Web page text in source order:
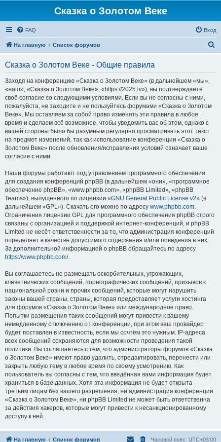
Сказка о Золотом Веке
FAQ Вход
На главную Список форумов
Сказка о Золотом Веке - Общие правила
Заходя на конференцию «Сказка о Золотом Веке» (в дальнейшем «мы»,
«наш», «Сказка о Золотом Веке», «https://2025.lv»), вы подтверждаете
своё согласие со следующими условиями. Если вы не согласны с ними,
пожалуйста, не заходите и не пользуйтесь форумами «Сказка о Золотом
Веке». Мы оставляем за собой право изменять эти правила в любое
время и сделаем всё возможное, чтобы уведомить вас об этом, однако с
вашей стороны было бы разумным регулярно просматривать этот текст
на предмет изменений, так как использование конференции «Сказка о
Золотом Веке» после обновления/исправления условий означает ваше
согласие с ними.
Наши форумы работают под управлением программного обеспечения
для создания конференций phpBB (в дальнейшем «они», «программное
обеспечение phpBB», «www.phpbb.com», «phpBB Limited», «phpBB
Teams»), выпущенного по лицензии «GNU General Public License v2» (в
дальнейшем «GPL»). Скачать его можно по адресу www.phpbb.com.
Ограничения лицензии GPL для программного обеспечения phpBB строго
связаны с организацией и поддержкой интернет-конференций, и phpBB
Limited не несёт ответственности за то, что администрация конференций
определяет в качестве допустимого содержания и/или поведения в них.
За дополнительной информацией о phpBB обращайтесь по адресу
https://www.phpbb.com/.
Вы соглашаетесь не размещать оскорбительных, угрожающих,
клеветнических сообщений, порнографических сообщений, призывов к
национальной розни и прочих сообщений, которые могут нарушить
законы вашей страны, страны, которая предоставляет услуги хостинга
для форумов «Сказка о Золотом Веке» или международное право.
Попытки размещения таких сообщений могут привести к вашему
немедленному отключению от конференции, при этом ваш провайдер
будет поставлен в известность, если мы сочтём это нужным. IP-адреса
всех сообщений сохраняются для возможности проведения такой
политики. Вы соглашаетесь с тем, что администраторы форумов «Сказка
о Золотом Веке» имеют право удалить, отредактировать, перенести или
закрыть любую тему в любое время по своему усмотрению. Как
пользователь вы согласны с тем, что введённая вами информация будет
храниться в базе данных. Хотя эта информация не будет открыта
третьим лицам без вашего разрешения, ни администрация конференции
«Сказка о Золотом Веке», ни phpBB Limited не может быть ответственна
за действия хакеров, которые могут привести к несанкционированному
доступу к ней.
На главную Список форумов Часовой пояс: UTC+03:00